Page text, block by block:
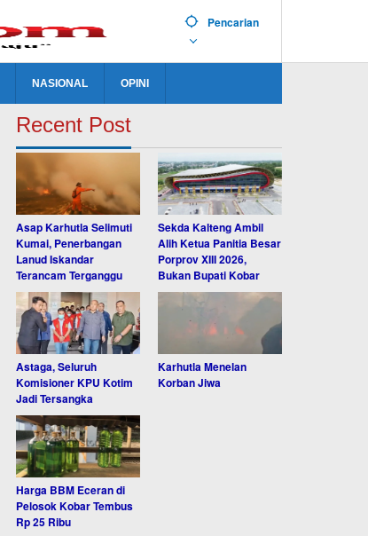
Pencarian
NASIONAL OPINI
Recent Post
Asap Karhutla Selimuti
Kumai, Penerbangan
Lanud Iskandar
Terancam Terganggu
Sekda Kalteng Ambil
Alih Ketua Panitia Besar
Porprov XIII 2026,
Bukan Bupati Kobar
Astaga, Seluruh
Komisioner KPU Kotim
Jadi Tersangka
Karhutla Menelan
Korban Jiwa
Harga BBM Eceran di
Pelosok Kobar Tembus
Rp 25 Ribu